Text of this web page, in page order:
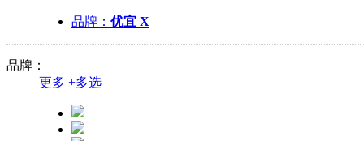
品牌： 优宜 X
品牌：
更多 +多选